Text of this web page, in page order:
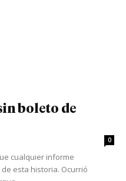
boleto de
0
cualquier informe
esta historia. Ocurrió